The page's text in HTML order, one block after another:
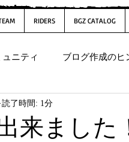
RIDERS BGZ CATALOG
ュニティ ブログ作成のヒ
来ました
読了時間: 1分